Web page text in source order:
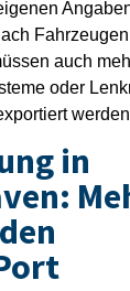
auch
oder
in